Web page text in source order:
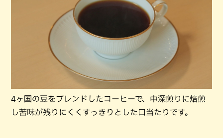
4ヶ国の豆をブレンドしたコーヒーで、中深煎りに焙煎
し苦味が残りにくくすっきりとした口当たりです。